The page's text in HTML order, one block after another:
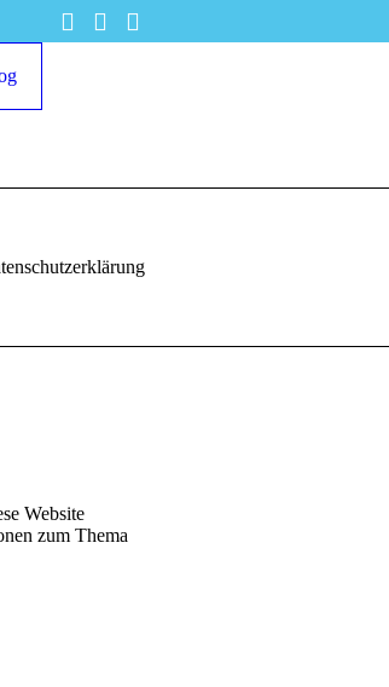
Website
zum Thema